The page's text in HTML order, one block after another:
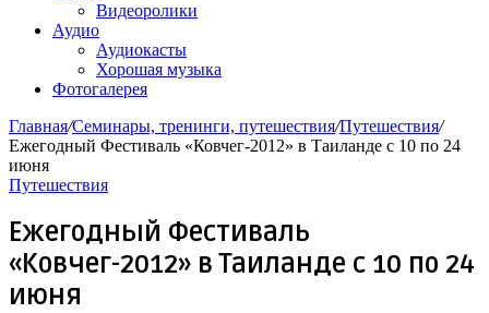
Видеоролики
Аудио
Аудиокасты
Хорошая музыка
Фотогалерея
Главная/Семинары, тренинги, путешествия/Путешествия/
Ежегодный Фестиваль «Ковчег-2012» в Таиланде с 10 по 24
июня
Путешествия
Ежегодный Фестиваль
«Ковчег-2012» в Таиланде с 10 по 24
июня